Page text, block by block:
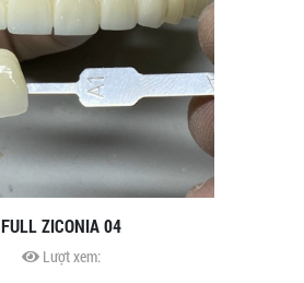
FULL ZICONIA 04
Lượt xem: